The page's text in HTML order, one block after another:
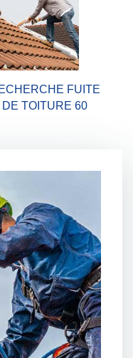
FUITE
DE TOITURE 60